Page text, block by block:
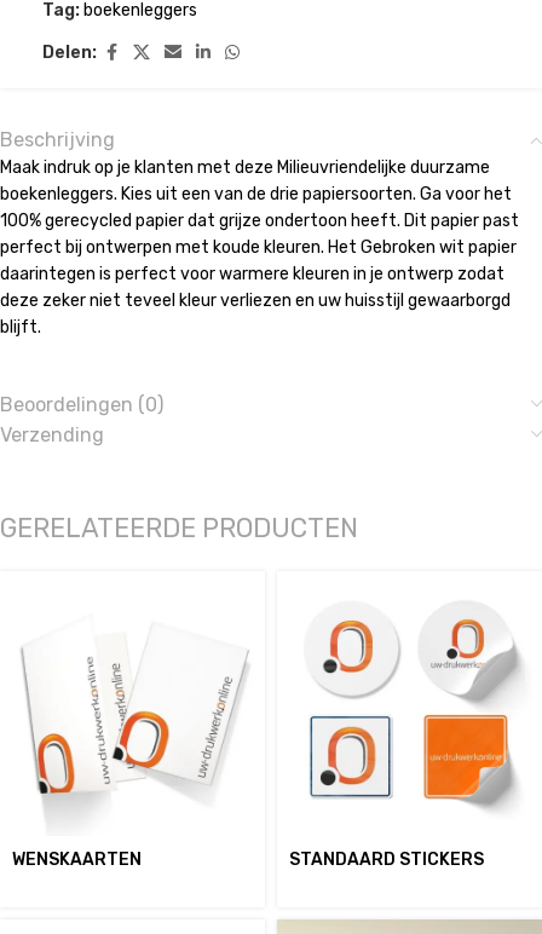
Tag: boekenleggers
Delen:
Beschrijving
Maak indruk op je klanten met deze Milieuvriendelijke duurzame
boekenleggers. Kies uit een van de drie papiersoorten. Ga voor het
100% gerecycled papier dat grijze ondertoon heeft. Dit papier past
perfect bij ontwerpen met koude kleuren. Het Gebroken wit papier
daarintegen is perfect voor warmere kleuren in je ontwerp zodat
deze zeker niet teveel kleur verliezen en uw huisstijl gewaarborgd
blijft.
Beoordelingen (0)
Verzending
GERELATEERDE PRODUCTEN
WENSKAARTEN STANDAARD STICKERS